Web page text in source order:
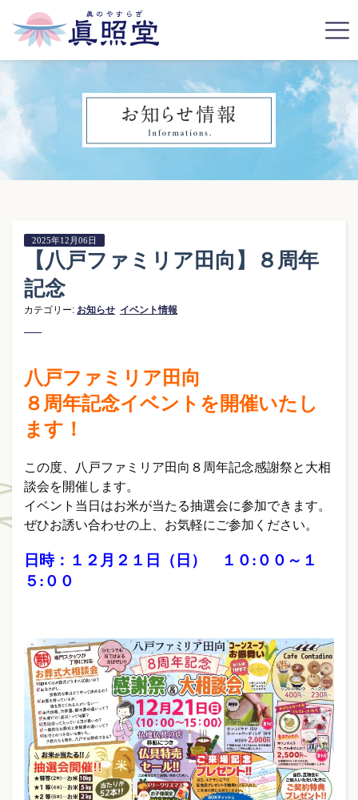
2025年12月06日
【八戸ファミリア田向】８周年
記念
カテゴリー: お知らせ イベント情報
八戸ファミリア田向
８周年記念イベントを開催いたし
ます！
この度、八戸ファミリア田向８周年記念感謝祭と大相
談会を開催します。
イベント当日はお米が当たる抽選会に参加できます。
ぜひお誘い合わせの上、お気軽にご参加ください。
日時：１２月２１日（日） １０:００～１
５:００